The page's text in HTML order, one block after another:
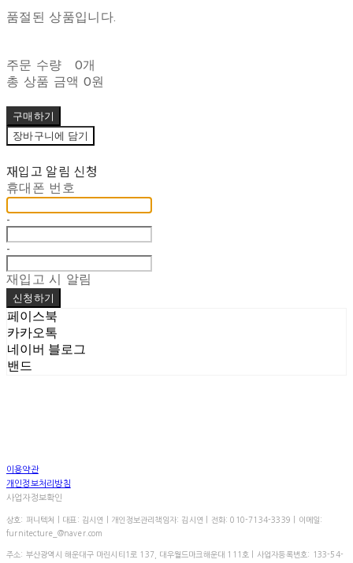
품절된 상품입니다.
주문 수량
0개
총 상품 금액 0원
구매하기
장바구니에 담기
재입고 알림 신청
휴대폰 번호
-
-
재입고 시 알림
신청하기
페이스북
카카오톡
네이버 블로그
밴드
이용약관
개인정보처리방침
사업자정보확인
상호: 퍼니텍처 | 대표: 김시연 | 개인정보관리책임자: 김시연 | 전화: 010-7134-3339 | 이메일:
furnitecture_@naver.com
주소: 부산광역시 해운대구 마린시티1로 137, 대우월드마크해운대 111호 | 사업자등록번호: 133-54-